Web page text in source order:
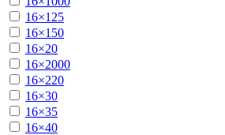
16×125
16×150
16×20
16×2000
16×220
16×30
16×35
16×40